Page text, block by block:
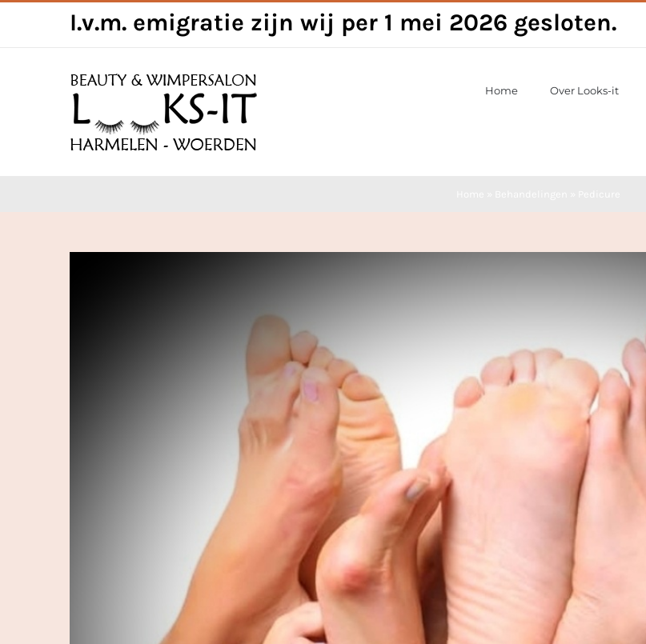
I.v.m. emigratie zijn wij per 1 mei 2026 gesloten.
Home Over Looks-it